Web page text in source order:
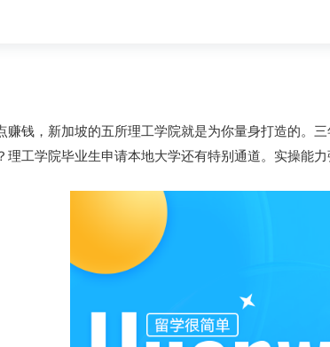
钱，新加坡的五所理工学院就是为你量身打造的。
理工学院毕业生申请本地大学还有特别通道。实操能